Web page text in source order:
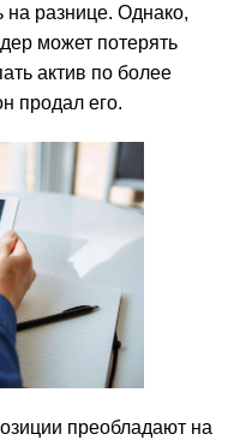
на разнице. Однако,
может потерять
актив по более
продал его.
преобладают на